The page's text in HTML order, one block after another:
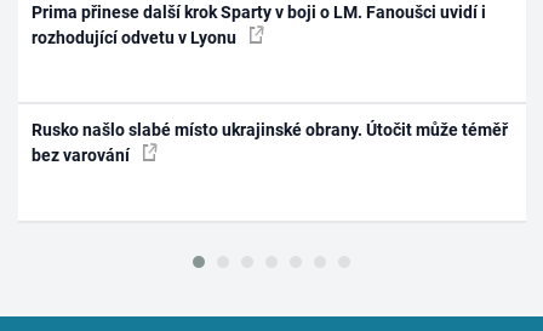
Prima přinese další krok Sparty v boji o LM. Fanoušci uvidí i
rozhodující odvetu v Lyonu
Rusko našlo slabé místo ukrajinské obrany. Útočit může téměř
bez varování